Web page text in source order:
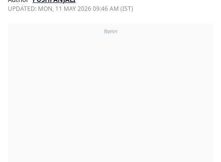
UPDATED: MON, 11 MAY 2026 09:46 AM (IST)
विज्ञापन